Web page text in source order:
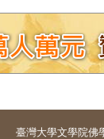
臺灣大學文學院佛